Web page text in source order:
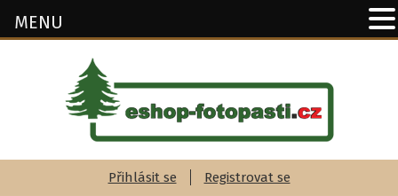
Přihlásit se Registrovat se
MENU